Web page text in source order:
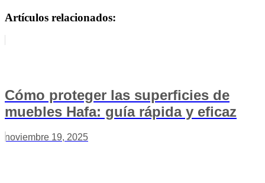
Artículos relacionados:
Cómo proteger las superficies de
muebles Hafa: guía rápida y eficaz
noviembre 19, 2025